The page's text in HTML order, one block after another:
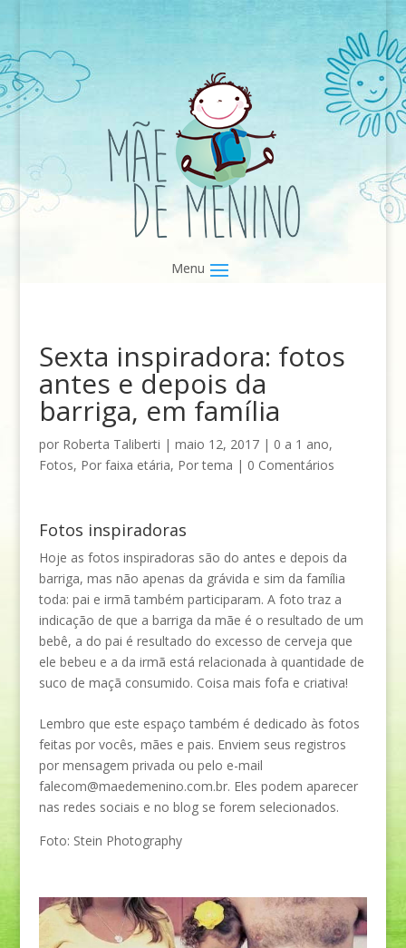
Sexta inspiradora: fotos
antes e depois da
barriga, em família
por Roberta Taliberti | maio 12, 2017| 0 a 1 ano,
Fotos, Por faixa etária, Por tema | 0 Comentários
Fotos inspiradoras
Hoje as fotos inspiradoras são do antes e depois da
barriga, mas não apenas da grávida e sim da família
toda: pai e irmã também participaram. A foto traz a
indicação de que a barriga da mãe é o resultado de um
bebê, a do pai é resultado do excesso de cerveja que
ele bebeu e a da irmã está relacionada à quantidade de
suco de maçã consumido. Coisa mais fofa e criativa!
Lembro que este espaço também é dedicado às fotos
feitas por vocês, mães e pais. Enviem seus registros
por mensagem privada ou pelo e-mail
falecom@maedemenino.com.br. Eles podem aparecer
nas redes sociais e no blog se forem selecionados.
Foto: Stein Photography